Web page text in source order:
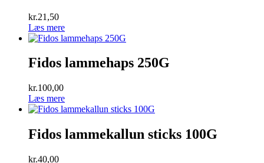
kr.21,50
Læs mere
Fidos lammehaps 250G
kr.100,00
Læs mere
Fidos lammekallun sticks 100G
kr.40,00